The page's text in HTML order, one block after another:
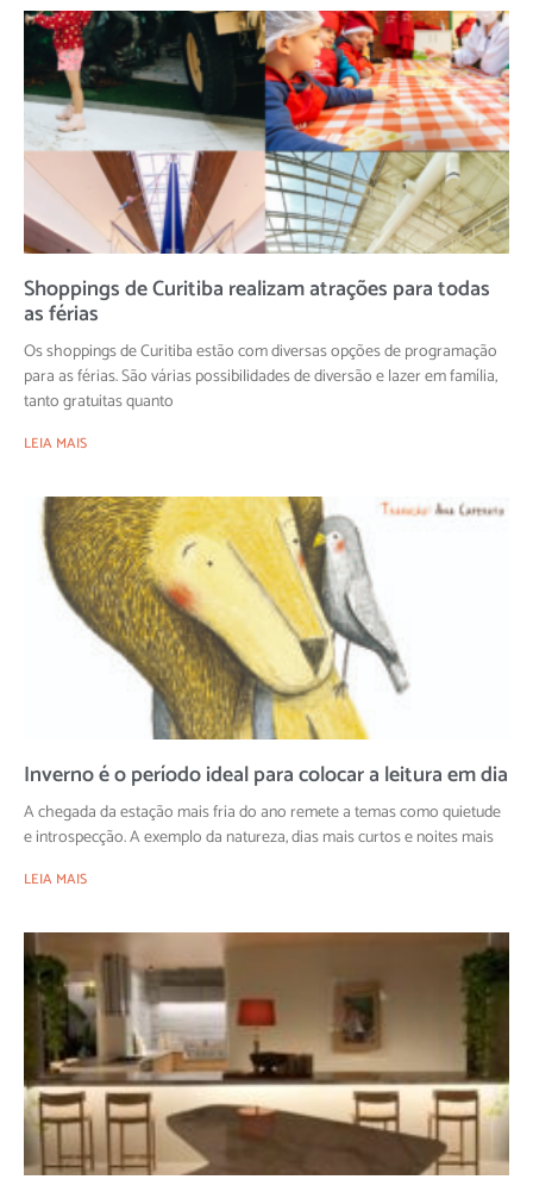
Shoppings de Curitiba realizam atrações para todas
as férias
Os shoppings de Curitiba estão com diversas opções de programação
para as férias. São várias possibilidades de diversão e lazer em família,
tanto gratuitas quanto
LEIA MAIS
Inverno é o período ideal para colocar a leitura em dia
A chegada da estação mais fria do ano remete a temas como quietude
e introspecção. A exemplo da natureza, dias mais curtos e noites mais
LEIA MAIS